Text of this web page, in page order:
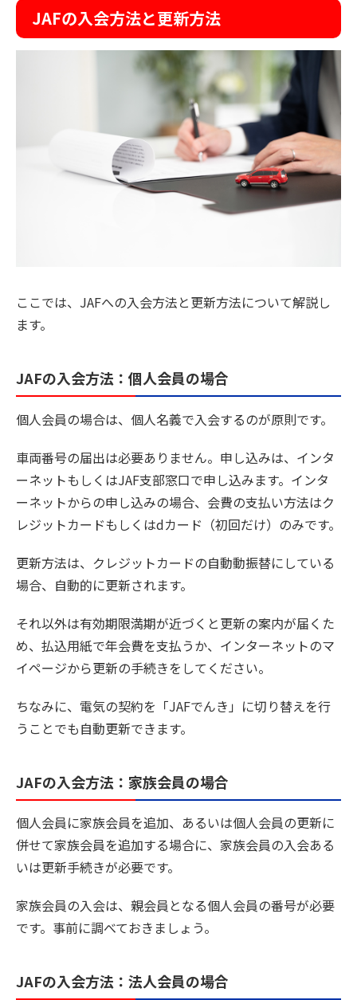
JAFの入会方法と更新方法
ここでは、JAFへの入会方法と更新方法について解説し
ます。
JAFの入会方法：個人会員の場合
個人会員の場合は、個⼈名義で入会するのが原則です。
⾞両番号の届出は必要ありません。申し込みは、インタ
ーネットもしくはJAF支部窓口で申し込みます。インタ
ーネットからの申し込みの場合、会費の支払い方法はク
レジットカードもしくはdカード（初回だけ）のみです。
更新方法は、クレジットカードの自動動振替にしている
場合、自動的に更新されます。
それ以外は有効期限満期が近づくと更新の案内が届くた
め、払込用紙で年会費を支払うか、インターネットのマ
イページから更新の手続きをしてください。
ちなみに、電気の契約を「JAFでんき」に切り替えを行
うことでも自動更新できます。
JAFの入会方法：家族会員の場合
個人会員に家族会員を追加、あるいは個人会員の更新に
併せて家族会員を追加する場合に、家族会員の入会ある
いは更新手続きが必要です。
家族会員の入会は、親会員となる個人会員の番号が必要
です。事前に調べておきましょう。
JAFの入会方法：法人会員の場合